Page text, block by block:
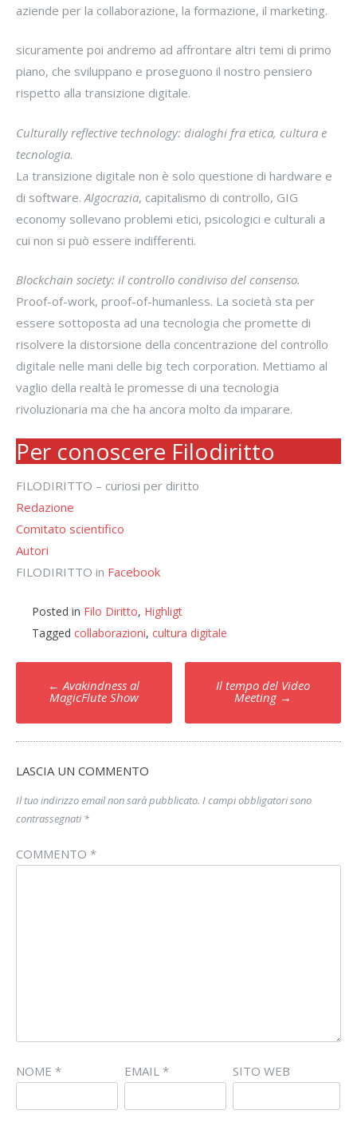
aziende per la collaborazione, la formazione, il marketing.
sicuramente poi andremo ad affrontare altri temi di primo
piano, che sviluppano e proseguono il nostro pensiero
rispetto alla transizione digitale.
Culturally reflective technology: dialoghi fra etica, cultura e
tecnologia.
La transizione digitale non è solo questione di hardware e
di software. Algocrazia, capitalismo di controllo, GIG
economy sollevano problemi etici, psicologici e culturali a
cui non si può essere indifferenti.
Blockchain society: il controllo condiviso del consenso.
Proof-of-work, proof-of-humanless. La società sta per
essere sottoposta ad una tecnologia che promette di
risolvere la distorsione della concentrazione del controllo
digitale nelle mani delle big tech corporation. Mettiamo al
vaglio della realtà le promesse di una tecnologia
rivoluzionaria ma che ha ancora molto da imparare.
Per conoscere Filodiritto
FILODIRITTO – curiosi per diritto
Redazione
Comitato scientifico
Autori
FILODIRITTO in Facebook
Posted in Filo Diritto, Highligt
Tagged collaborazioni, cultura digitale
Post
navigation
← Avakindness al
MagicFlute Show
Il tempo del Video
Meeting →
LASCIA UN COMMENTO
Il tuo indirizzo email non sarà pubblicato. I campi obbligatori sono
contrassegnati*
COMMENTO *
NOME * EMAIL * SITO WEB